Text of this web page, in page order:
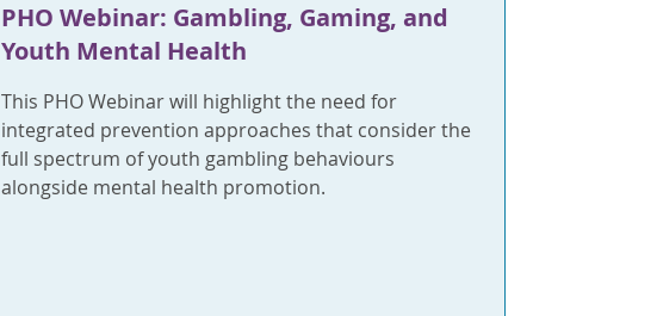
PHO Webinar: Gambling, Gaming, and
Youth Mental Health
This PHO Webinar will highlight the need for
integrated prevention approaches that consider the
full spectrum of youth gambling behaviours
alongside mental health promotion.